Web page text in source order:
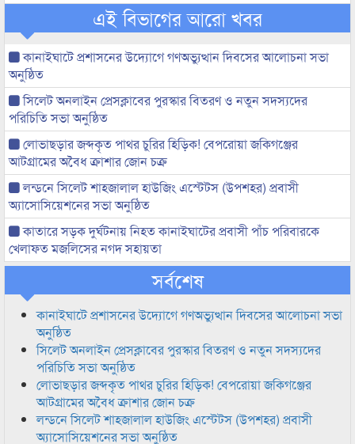
এই বিভাগের আরো খবর
কানাইঘাটে প্রশাসনের উদ্যোগে গণঅভ্যুত্থান দিবসের আলোচনা সভা
অনুষ্ঠিত
সিলেট অনলাইন প্রেসক্লাবের পুরস্কার বিতরণ ও নতুন সদস্যদের
পরিচিতি সভা অনুষ্ঠিত
লোভাছড়ার জব্দকৃত পাথর চুরির হিড়িক! বেপরোয়া জকিগঞ্জের
আটগ্রামের অবৈধ ক্রাশার জোন চক্র
লন্ডনে সিলেট শাহজালাল হাউজিং এস্টেটস (উপশহর) প্রবাসী
অ্যাসোসিয়েশনের সভা অনুষ্ঠিত
কাতারে সড়ক দুর্ঘটনায় নিহত কানাইঘাটের প্রবাসী পাঁচ পরিবারকে
খেলাফত মজলিসের নগদ সহায়তা
সর্বশেষ
কানাইঘাটে প্রশাসনের উদ্যোগে গণঅভ্যুত্থান দিবসের আলোচনা সভা
অনুষ্ঠিত
সিলেট অনলাইন প্রেসক্লাবের পুরস্কার বিতরণ ও নতুন সদস্যদের
পরিচিতি সভা অনুষ্ঠিত
লোভাছড়ার জব্দকৃত পাথর চুরির হিড়িক! বেপরোয়া জকিগঞ্জের
আটগ্রামের অবৈধ ক্রাশার জোন চক্র
লন্ডনে সিলেট শাহজালাল হাউজিং এস্টেটস (উপশহর) প্রবাসী
অ্যাসোসিয়েশনের সভা অনুষ্ঠিত